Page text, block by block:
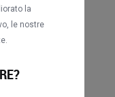
la
le nostre